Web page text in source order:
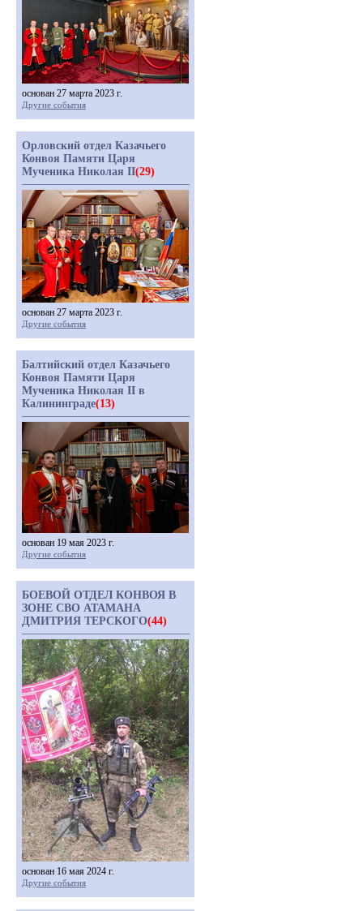
основан 27 марта 2023 г.
Другие события
Орловский отдел Казачьего
Конвоя Памяти Царя
Мученика Николая II(29)
основан 27 марта 2023 г.
Другие события
Балтийский отдел Казачьего
Конвоя Памяти Царя
Мученика Николая II в
Калининграде(13)
основан 19 мая 2023 г.
Другие события
БОЕВОЙ ОТДЕЛ КОНВОЯ В
ЗОНЕ СВО АТАМАНА
ДМИТРИЯ ТЕРСКОГО(44)
основан 16 мая 2024 г.
Другие события